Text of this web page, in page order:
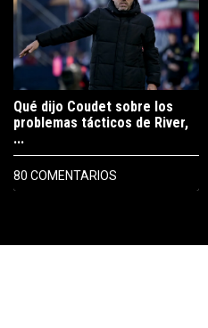
Qué dijo Coudet sobre los
problemas tácticos de River,
...
80 COMENTARIOS